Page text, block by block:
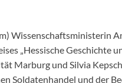
Wissenschaftsministerin
„Hessische Geschichte
Marburg und Silvia
Soldatenhandel und der